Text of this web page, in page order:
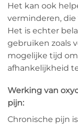
Het kan ook
verminderen,
Het is echter
gebruiken zoals
mogelijke tijd om
afhankelijkheid
Werking van
pijn:
Chronische pijn